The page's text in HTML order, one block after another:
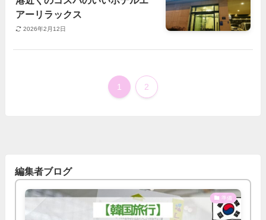
アーリラックス
2026年2月12日
1 2
編集者ブログ
準備